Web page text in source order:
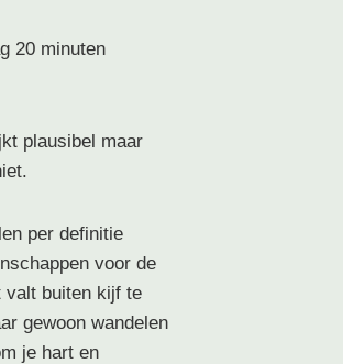
20 minuten
plausibel maar
per definitie
voor de
valt buiten kijf te
gewoon wandelen
je hart en